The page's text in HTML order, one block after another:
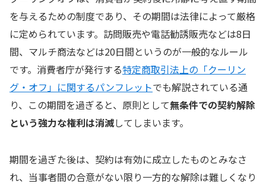
特定継続的役務提供であれば中途解約ができる
不当な違約金は無効として争える場合がある
クーリングオフの期間はいつから数える？
クーリングオフは書面を受け取った日から数える
取引の種類によっては20日になる場合がある
クーリングオフは期間過ぎたらでも間に合う？正しい手
続きと初動対応
を与えるための制度であり、その期間は法律によって厳格
に定められています。訪問販売や電話勧誘販売などは8日
間、マルチ商法などは20日間というのが一般的なルール
です。消費者庁が発行する特定商取引法上の「クーリン
グ・オフ」に関するパンフレットでも解説されている通
り、この期間を過ぎると、原則として無条件での契約解除
という強力な権利は消滅してしまいます。
期間を過ぎた後は、契約は有効に成立したものとみなさ
れ、当事者間の合意がない限り一方的な解除は難しくなり